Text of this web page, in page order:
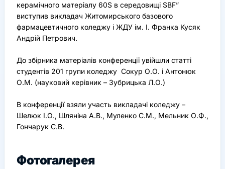
керамічного матеріалу 60S в середовищі SBF”
виступив викладач Житомирського базового
фармацевтичного коледжу і ЖДУ ім. І. Франка Кусяк
Андрій Петрович.
До збірника матеріалів конференції увійшли статті
студентів 201 групи коледжу Сокур О.О. і Антонюк
О.М. (науковий керівник – Зубрицька Л.О.)
В конференції взяли участь викладачі коледжу –
Шелюк І.О., Шляніна А.В., Муленко С.М., Мельник О.Ф.,
Гончарук С.В.
Фотогалерея